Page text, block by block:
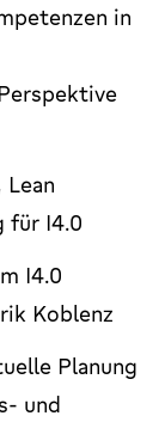
in
Lean
für I4.0
I4.0
Koblenz
Planung
und